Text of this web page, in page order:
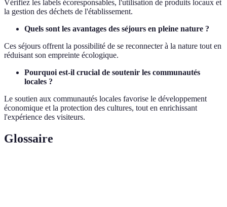
Vérifiez les labels écoresponsables, l'utilisation de produits locaux et
la gestion des déchets de l'établissement.
Quels sont les avantages des séjours en pleine nature ?
Ces séjours offrent la possibilité de se reconnecter à la nature tout en
réduisant son empreinte écologique.
Pourquoi est-il crucial de soutenir les communautés
locales ?
Le soutien aux communautés locales favorise le développement
économique et la protection des cultures, tout en enrichissant
l'expérience des visiteurs.
Glossaire